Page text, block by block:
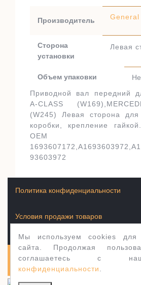
Производитель General
Сторона
установки
Левая
Объем упаковки
Приводной вал передний
A-CLASS
(W245) Левая сторона для
коробки, крепление
93603972
Мы используем cookies для
сайта. Продолжая
соглашаетесь с
конфиденциальности
Условия продажи товаров
Политика конфиденциальности
Полуось.рф 2003-2026